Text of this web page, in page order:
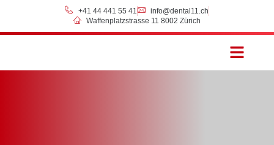
+41 44 441 55 41
info@dental11.ch
Waffenplatzstrasse 11 8002 Zürich